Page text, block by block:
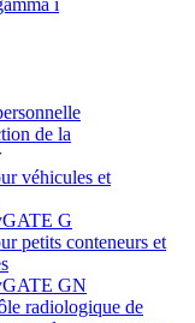
i
de la
véhicules et
G
petits conteneurs et
GN
radiologique de